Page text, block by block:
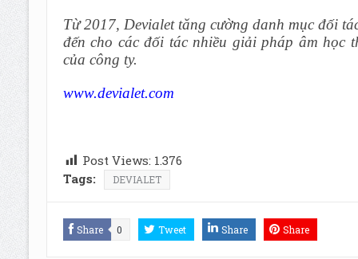
Từ 2017, Devialet tăng cường danh mục đối
đến cho các đối tác nhiều giải pháp âm học
của công ty.
www.devialet.com
Post Views: 1.376
Tags:
DEVIALET
Share 0 Tweet Share Share